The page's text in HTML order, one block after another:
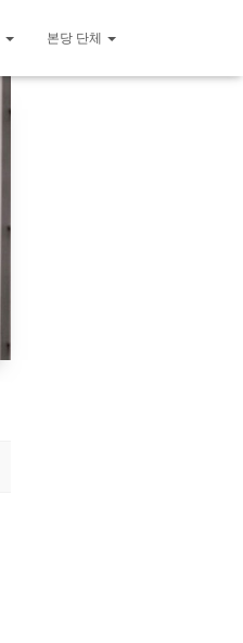
본당 단체